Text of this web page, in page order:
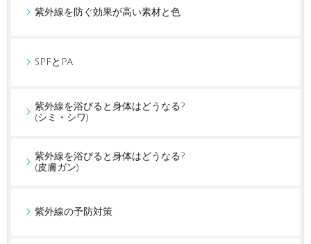
紫外線を防ぐ効果が高い素材と色
SPFとPA
紫外線を浴びると身体はどうなる?
(シミ・シワ)
紫外線を浴びると身体はどうなる?
(皮膚ガン)
紫外線の予防対策